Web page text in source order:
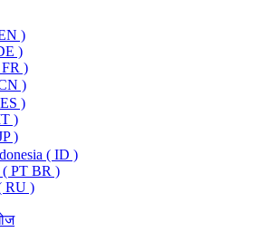
)
)
FR )
)
)
)
)
( ID )
( PT BR )
RU )